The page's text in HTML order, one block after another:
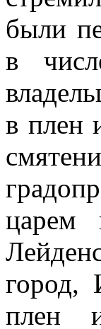
были
в
в плен
царем
город,
плен